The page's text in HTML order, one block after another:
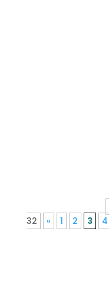
32
« 1 2 3 4